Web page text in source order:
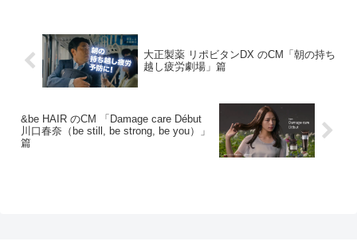
大正製薬 リポビタンDX のCM「朝の持ち
越し疲労劇場」篇
&be HAIR のCM 「Damage care Début
川口春奈（be still, be strong, be you）」
篇